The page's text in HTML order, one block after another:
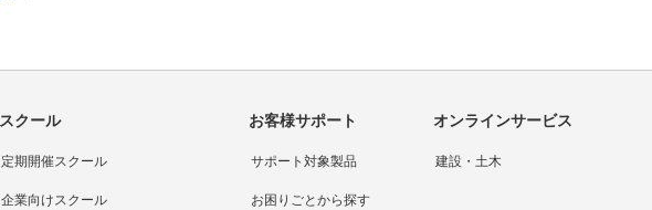
スクール
定期開催スクール
企業向けスクール
お客様サポート
サポート対象製品
お困りごとから探す
オンラインサービス
建設・土木